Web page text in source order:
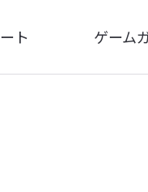
ト ゲーム
ゲーム